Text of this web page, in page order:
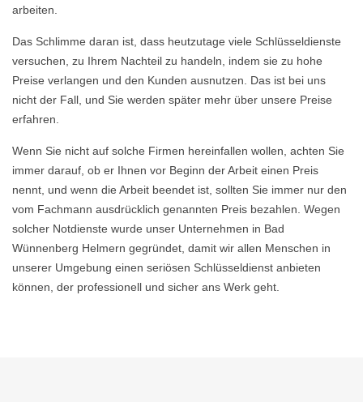
arbeiten.
Das Schlimme daran ist, dass heutzutage viele Schlüsseldienste
versuchen, zu Ihrem Nachteil zu handeln, indem sie zu hohe
Preise verlangen und den Kunden ausnutzen. Das ist bei uns
nicht der Fall, und Sie werden später mehr über unsere Preise
erfahren.
Wenn Sie nicht auf solche Firmen hereinfallen wollen, achten Sie
immer darauf, ob er Ihnen vor Beginn der Arbeit einen Preis
nennt, und wenn die Arbeit beendet ist, sollten Sie immer nur den
vom Fachmann ausdrücklich genannten Preis bezahlen. Wegen
solcher Notdienste wurde unser Unternehmen in Bad
Wünnenberg Helmern gegründet, damit wir allen Menschen in
unserer Umgebung einen seriösen Schlüsseldienst anbieten
können, der professionell und sicher ans Werk geht.